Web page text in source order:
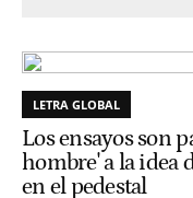
LETRA GLOBAL
Los ensayos son
hombre' a la idea
en el pedestal